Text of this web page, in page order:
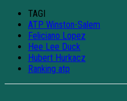
TAGI
ATP Winston-Salem
Feliciano Lopez
Hee Lee Duck
Hubert Hurkacz
Ranking atp